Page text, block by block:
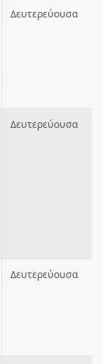
Δευτερεύουσα
Δευτερεύουσα
Δευτερεύουσα